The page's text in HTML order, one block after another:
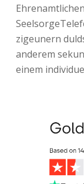
zigeunern
anderem
einem